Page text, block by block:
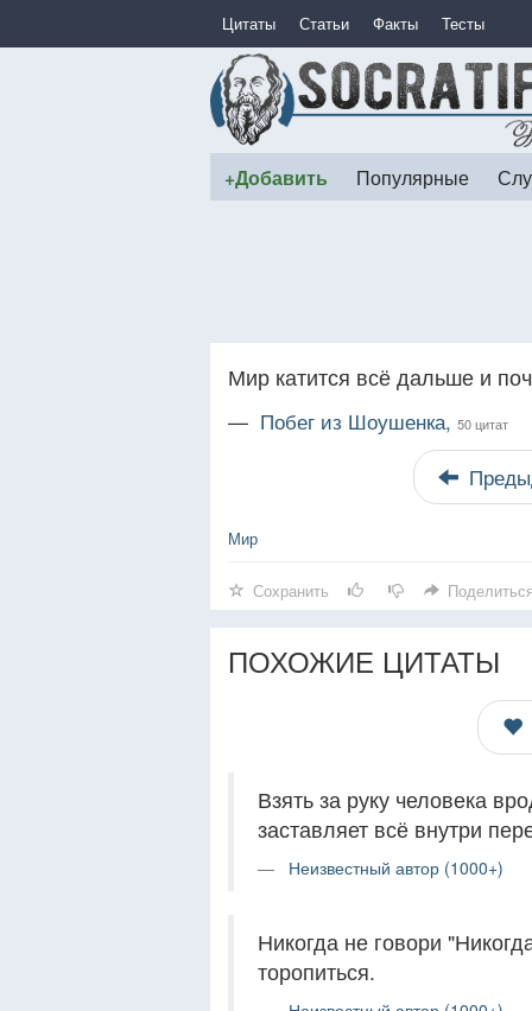
Цитаты Статьи Факты Тесты
+Добавить Популярные
Мир катится всё дальше и
— Побег из Шоушенка, 50 цитат
Мир
Сохранить Поделиться
ПОХОЖИЕ ЦИТАТЫ
Взять за руку человека
заставляет всё внутри
Неизвестный автор (1000+)
Никогда не говори
торопиться.